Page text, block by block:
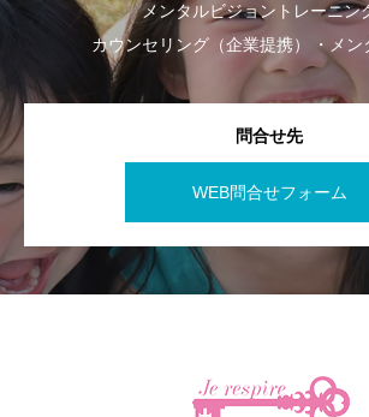
メンタルビジョントレーニン
カウンセリング（企業提携）
メ
問合せ先
WEB問合せフォーム